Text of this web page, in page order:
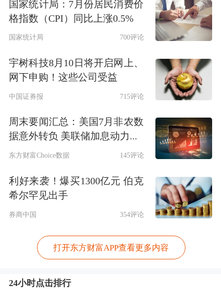
政策有望进入发力阶段
综合治理光伏行业低价无序竞争，政策
国家统计局：7月份居民消费价
格指数（CPI）同比上涨0.5%
国家统计局 700评论
宇树科技8月10日将开启网上、
网下申购！这些公司受益
中国证券报 715评论
周末要闻汇总：美国7月非农数
据意外转负 美联储加息动力...
东方财富Choice数据 145评论
利好来袭！爆买1300亿元 伯克
希尔罕见出手
券商中国 354评论
打开东方财富APP查看更多内容
24小时点击排行